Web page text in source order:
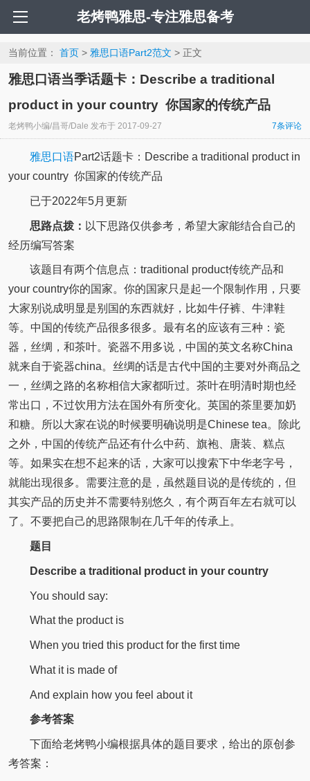
老烤鸭雅思-专注雅思备考
当前位置： 首页> 雅思口语Part2范文 > 正文
雅思口语当季话题卡：Describe a traditional
product in your country 你国家的传统产品
老烤鸭小编/昌哥/Dale 发布于 2017-09-27 7条评论
雅思口语Part2话题卡：Describe a traditional product in
your country 你国家的传统产品
已于2022年5月更新
思路点拨： 以下思路仅供参考，希望大家能结合自己的
经历编写答案
该题目有两个信息点：traditional product传统产品和
your country你的国家。你的国家只是起一个限制作用，只要
大家别说成明显是别国的东西就好，比如牛仔裤、牛津鞋
等。中国的传统产品很多很多。最有名的应该有三种：瓷
器，丝绸，和茶叶。瓷器不用多说，中国的英文名称China
就来自于瓷器china。丝绸的话是古代中国的主要对外商品之
一，丝绸之路的名称相信大家都听过。茶叶在明清时期也经
常出口，不过饮用方法在国外有所变化。英国的茶里要加奶
和糖。所以大家在说的时候要明确说明是Chinese tea。除此
之外，中国的传统产品还有什么中药、旗袍、唐装、糕点
等。如果实在想不起来的话，大家可以搜索下中华老字号，
就能出现很多。需要注意的是，虽然题目说的是传统的，但
其实产品的历史并不需要特别悠久，有个两百年左右就可以
了。不要把自己的思路限制在几千年的传承上。
题目
Describe a traditional product in your country
You should say:
What the product is
When you tried this product for the first time
What it is made of
And explain how you feel about it
参考答案
下面给老烤鸭小编根据具体的题目要求，给出的原创参
考答案：